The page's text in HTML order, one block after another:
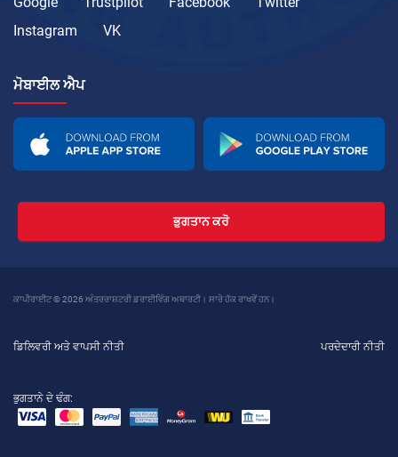
Instagram
VK
ਮੋਬਾਈਲ ਐਪ
ਭੁਗਤਾਨ ਕਰੋ
ਕਾਪੀਰਾਈਟ © 2026 ਅੰਤਰਰਾਸ਼ਟਰੀ ਡਰਾਈਵਿੰਗ ਅਥਾਰਟੀ। ਸਾਰੇ ਹੱਕ ਰਾਖਵੇਂ ਹਨ।
ਡਿਲਿਵਰੀ ਅਤੇ ਵਾਪਸੀ ਨੀਤੀ ਪਰਦੇਦਾਰੀ ਨੀਤੀ
ਭੁਗਤਾਨੇ ਦੇ ਢੰਗ: